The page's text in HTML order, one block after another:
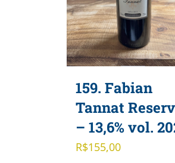
159. Fabian
Tannat
– 13,6% vol.
R$155,00